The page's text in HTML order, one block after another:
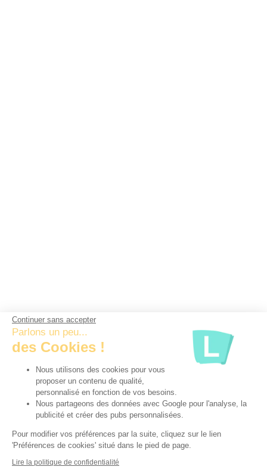
Continuer sans accepter
Parlons un peu...
des Cookies !
Nous utilisons des cookies pour vous
proposer un contenu de qualité,
personnalisé en fonction de vos besoins.
Nous partageons des données avec Google pour l'analyse, la
publicité et créer des pubs personnalisées.
Pour modifier vos préférences par la suite, cliquez sur le lien
'Préférences de cookies' situé dans le pied de page.
Lire la politique de confidentialité